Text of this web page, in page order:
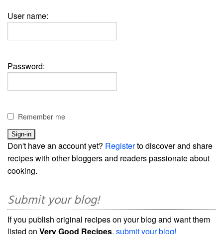
User name:
Password:
Remember me
Don't have an account yet? Registerto discover and share
recipes with other bloggers and readers passionate about
cooking.
Submit your blog!
If you publish original recipes on your blog and want them
listed on Very Good Recipes, submit your blog!